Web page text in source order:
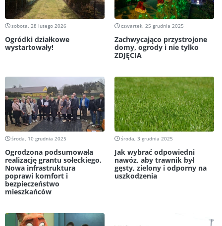
sobota, 28 lutego 2026
Ogródki działkowe
wystartowały!
czwartek, 25 grudnia 2025
Zachwycająco przystrojone
domy, ogrody i nie tylko
ZDJĘCIA
środa, 10 grudnia 2025
Ogrodzona podsumowała
realizację grantu sołeckiego.
Nowa infrastruktura
poprawi komfort i
bezpieczeństwo
mieszkańców
środa, 3 grudnia 2025
Jak wybrać odpowiedni
nawóz, aby trawnik był
gęsty, zielony i odporny na
uszkodzenia